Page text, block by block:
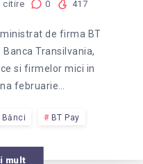
citire 0 417
de firma BT
Transilvania,
si firmelor mici in
februarie…
Bănci BT Pay
mult